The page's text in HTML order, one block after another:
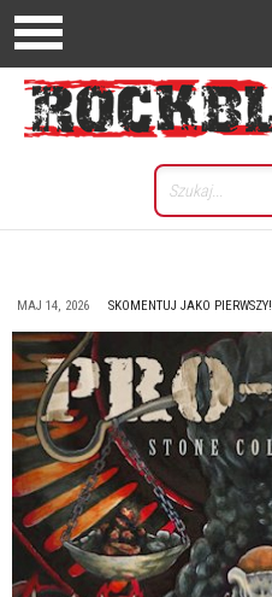
MAJ 14, 2026 SKOMENTUJ JAKO PIERWSZY!